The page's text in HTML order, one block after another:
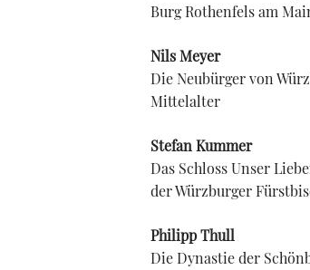
Burg Rothenfels am
Nils Meyer
Die Neubürger von
Mittelalter
Stefan Kummer
Das Schloss Unser
der Würzburger
Philipp Thull
Die Dynastie der